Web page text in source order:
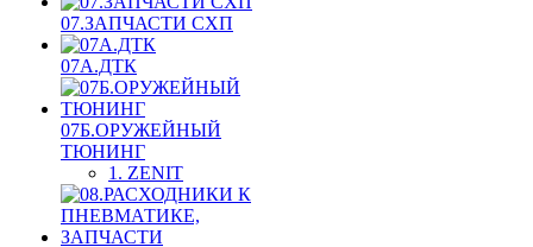
07.ЗАПЧАСТИ СХП
07А.ДТК
07Б.ОРУЖЕЙНЫЙ
ТЮНИНГ
1. ZENIT